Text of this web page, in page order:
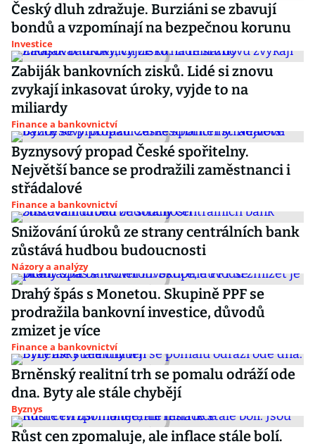
Český dluh zdražuje. Burziáni se zbavují
bondů a vzpomínají na bezpečnou korunu
Investice
Zabiják bankovních zisků. Lidé si znovu
zvykají inkasovat úroky, vyjde to na
miliardy
Finance a bankovnictví
Byznysový propad České spořitelny.
Největší bance se prodražili zaměstnanci i
střádalové
Finance a bankovnictví
Snižování úroků ze strany centrálních bank
zůstává hudbou budoucnosti
Názory a analýzy
Drahý špás s Monetou. Skupině PPF se
prodražila bankovní investice, důvodů
zmizet je více
Finance a bankovnictví
Brněnský realitní trh se pomalu odráží ode
dna. Byty ale stále chybějí
Byznys
Růst cen zpomaluje, ale inflace stále bolí.